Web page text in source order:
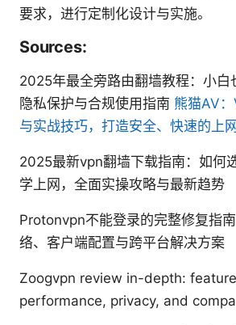
要求，进行定制化设计与实施。
Sources:
2025年最全旁路由翻墙教程：小白
隐私保护与合规使用指南 熊猫AV
与实战技巧，打造安全、快速的上
2025最新vpn翻墙下载指南：如何
学上网，全面实操攻略与最新趋势
Protonvpn不能登录的完整修复指
络、客户端配置与跨平台解决方案
Zoogvpn review in-depth:
performance, privacy, and